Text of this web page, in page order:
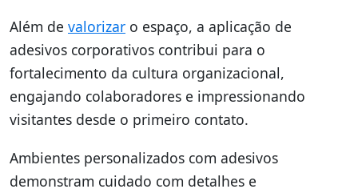
Além de valorizar o espaço, a aplicação de
adesivos corporativos contribui para o
fortalecimento da cultura organizacional,
engajando colaboradores e impressionando
visitantes desde o primeiro contato.
Ambientes personalizados com adesivos
demonstram cuidado com detalhes e